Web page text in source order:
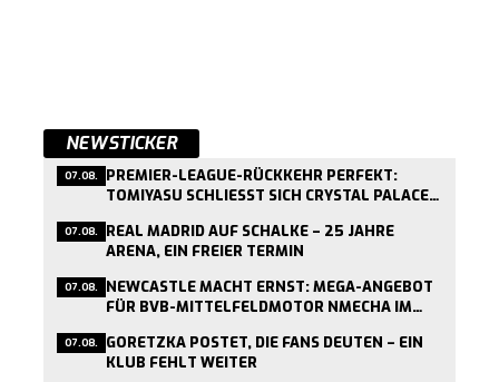
NEWSTICKER
07.08. PREMIER-LEAGUE-RÜCKKEHR PERFEKT:
TOMIYASU SCHLIESST SICH CRYSTAL PALACE A
07.08. REAL MADRID AUF SCHALKE – 25 JAHRE
ARENA, EIN FREIER TERMIN
07.08. NEWCASTLE MACHT ERNST: MEGA-ANGEBOT
FÜR BVB-MITTELFELDMOTOR NMECHA IM
07.08. GORETZKA POSTET, DIE FANS DEUTEN – EIN
KLUB FEHLT WEITER